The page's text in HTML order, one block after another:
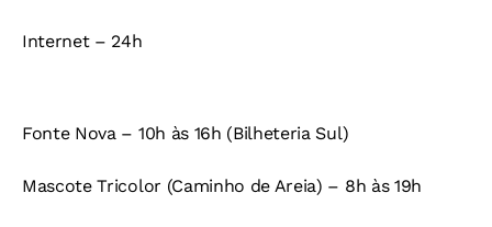
Internet – 24h
Fonte Nova – 10h às 16h (Bilheteria Sul)
Mascote Tricolor (Caminho de Areia) – 8h às 19h